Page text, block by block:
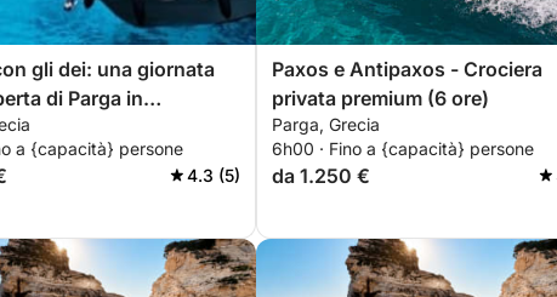
gli dei: una giornata
di Parga in
a {capacità} persone
4.3 (5)
Paxos e Antipaxos - Crociera
privata premium (6 ore)
Parga, Grecia
6h00 · Fino a {capacità} persone
da 1.250 €